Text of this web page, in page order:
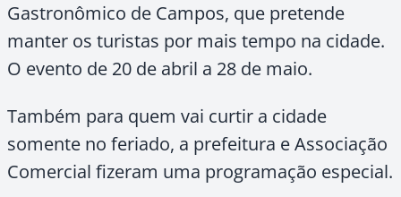
Gastronômico de Campos, que pretende
manter os turistas por mais tempo na cidade.
O evento de 20 de abril a 28 de maio.
Também para quem vai curtir a cidade
somente no feriado, a prefeitura e Associação
Comercial fizeram uma programação especial.